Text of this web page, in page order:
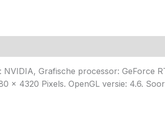
Grafische processor: GeForce
x 4320 Pixels. OpenGL versie: 4.6.